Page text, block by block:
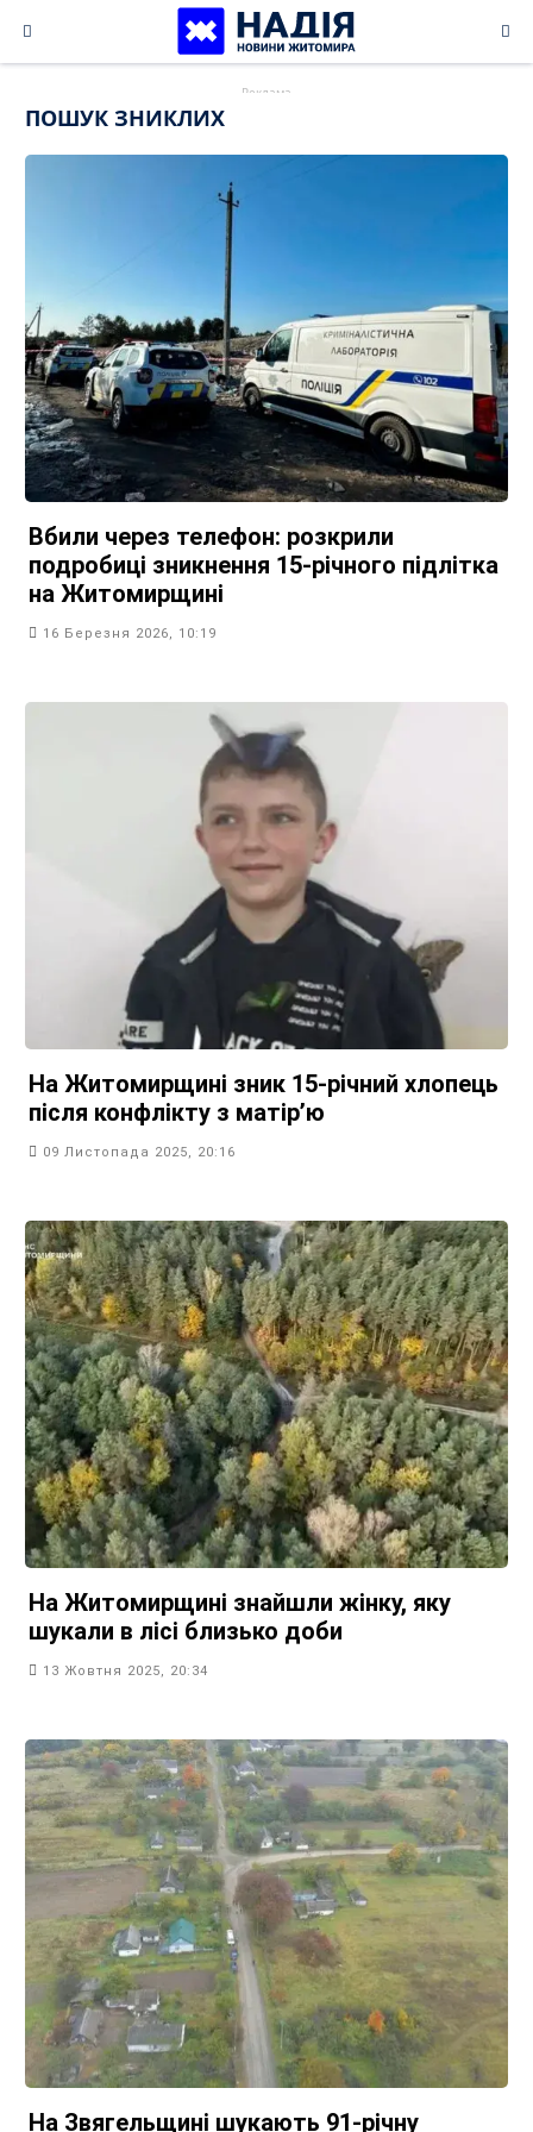
content
ПОШУК ЗНИКЛИХ
Вбили через телефон: розкрили
подробиці зникнення 15-річного підлітка
на Житомирщині
16 Березня 2026, 10:19
На Житомирщині зник 15-річний хлопець
після конфлікту з матір’ю
09 Листопада 2025, 20:16
На Житомирщині знайшли жінку, яку
шукали в лісі близько доби
13 Жовтня 2025, 20:34
На Звягельщині шукають 91-річну